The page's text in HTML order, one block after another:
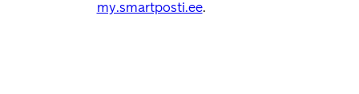
my.smartposti.ee.